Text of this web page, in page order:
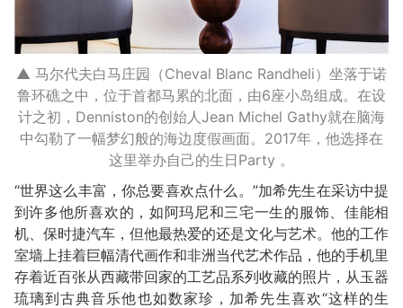
▲ 马尔代夫白马庄园（Cheval Blanc Randheli）坐落于诺
鲁环礁之中，位于首都马累的北面，由6座小岛组成。在设
计之初，Denniston的创始人Jean Michel Gathy就在脑海
中勾勒了一幅梦幻般的海边度假画面。2017年，他选择在
这里举办自己的生日Party 。
“世界这么丰富，你总要喜欢点什么。”加希先生在采访中提
到许多他所喜欢的，如阿玛尼和三宅一生的服饰、佳能相
机、保时捷汽车，但他最热爱的还是文化与艺术。他的工作
室墙上挂着巨幅清代画作和非洲当代艺术作品，他的手机里
存着近百张从西藏带回家的工艺品系列收藏的照片，从玉器
琉璃到古典音乐他也如数家珍，加希先生喜欢“这样的生